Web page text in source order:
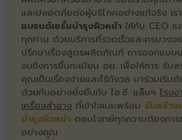
และปลอดภัยต่อผู้บริโภคอย่างแท้จริง เร
แบรนด์เซรั่มบำรุงผิวหน้า ให้กับ CEO แ
ทุกท่าน ด้วยบริการที่รวดเร็วและครบวงจ
ปรึกษาเรื่องสูตรผลิตภัณฑ์ การออกแบบ
จนถึงการขึ้นทะเบียน อย. เพื่อให้การ รับ
คุณเป็นเรื่องง่ายและไร้กังวล มาร่วมเริ่มต้
ด้วยกันอย่างยั่งยืนกับ ไอ.ซี. แล็บฯ โรง
เครื่องสำอาง ที่เข้าใจและพร้อม รับสร้าง
บำรุงผิวหน้า ตอบโจทย์ทุกความต้องกา
อย่างคุณ